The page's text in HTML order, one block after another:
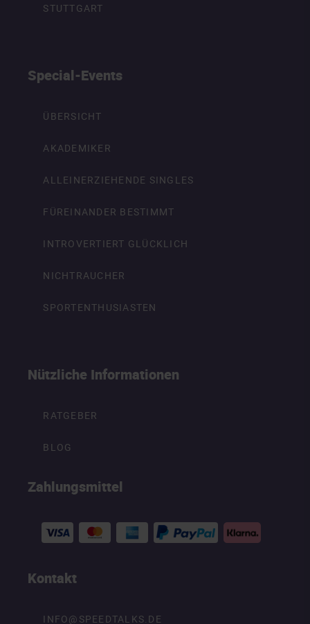
STUTTGART
Special-Events
ÜBERSICHT
AKADEMIKER
ALLEINERZIEHENDE SINGLES
FÜREINANDER BESTIMMT
INTROVERTIERT GLÜCKLICH
NICHTRAUCHER
SPORTENTHUSIASTEN
Nützliche Informationen
RATGEBER
BLOG
Zahlungsmittel
Kontakt
INFO@SPEEDTALKS.DE